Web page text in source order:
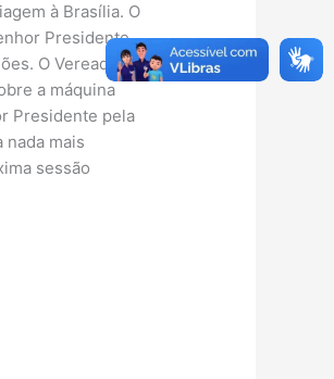
à Brasília. O
Presidente
O Vereador
a máquina
Presidente pela
mais
sessão